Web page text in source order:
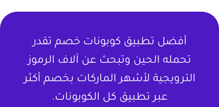
أفضل تطبيق كوبونات خصم تقدر
تحمله الحين وتبحث عن آلاف الرموز
الترويجية لأشهر الماركات بخصم أكثر
عبر تطبيق كل الكوبونات.